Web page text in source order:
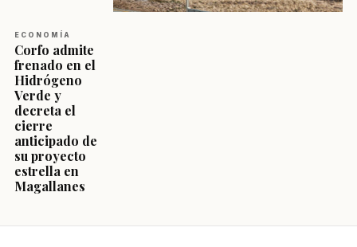
ECONOMÍA
Corfo admite
frenado en el
Hidrógeno
Verde y
decreta el
cierre
anticipado de
su proyecto
estrella en
Magallanes